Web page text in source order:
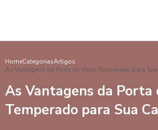
HomeCategoriasArtigos
As Vantagens da Porta de Vidro Temperado para
As Vantagens da Porta
Temperado para Sua